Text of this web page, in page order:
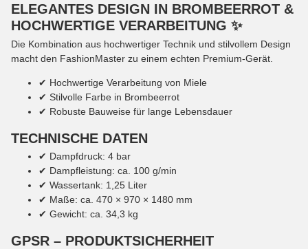
ELEGANTES DESIGN IN BROMBEERROT &
HOCHWERTIGE VERARBEITUNG ✨
Die Kombination aus hochwertiger Technik und stilvollem Design
macht den FashionMaster zu einem echten Premium-Gerät.
✔ Hochwertige Verarbeitung von Miele
✔ Stilvolle Farbe in Brombeerrot
✔ Robuste Bauweise für lange Lebensdauer
TECHNISCHE DATEN
✔ Dampfdruck: 4 bar
✔ Dampfleistung: ca. 100 g/min
✔ Wassertank: 1,25 Liter
✔ Maße: ca. 470 × 970 × 1480 mm
✔ Gewicht: ca. 34,3 kg
GPSR – PRODUKTSICHERHEIT